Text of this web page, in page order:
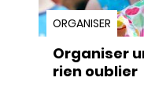
ORGANISER
Organiser
rien oublier